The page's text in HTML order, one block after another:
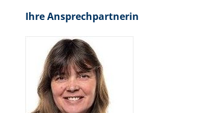
Ihre Ansprechpartnerin